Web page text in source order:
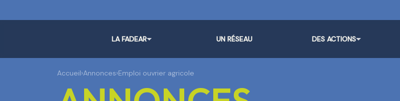
LA FADEAR UN RÉSEAU DES ACTIONS
Accueil›Annonces›Emploi ouvrier agricole